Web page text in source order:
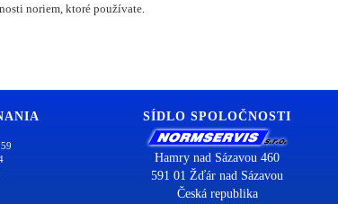
noriem, ktoré používate.
SÍDLO SPOLOČNOSTI
Hamry nad Sázavou 460
591 01 Žďár nad Sázavou
Česká republika